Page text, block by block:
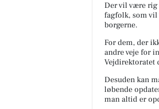
Der vil være
fagfolk, som vil
borgerne.
For dem, der
andre veje for
Vejdirektoratet
Desuden kan
løbende
man altid er